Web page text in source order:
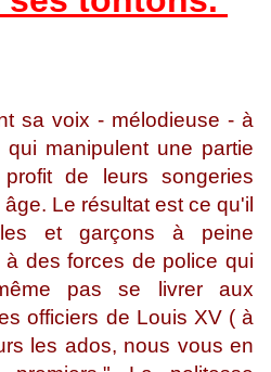
sa voix - mélodieuse - à
manipulent une partie
de leurs songeries
Le résultat est ce qu'il
et garçons à peine
des forces de police qui
pas se livrer aux
officiers de Louis XV ( à
les ados, nous vous en